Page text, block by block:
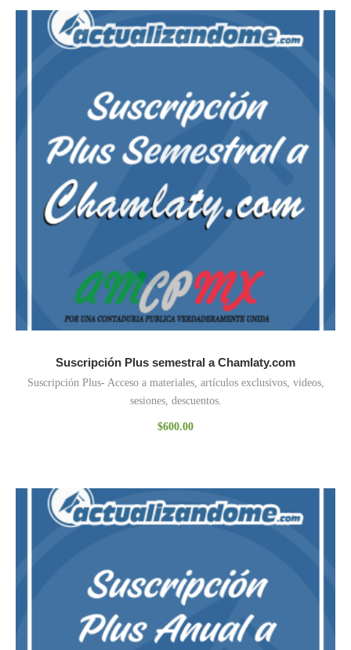
Suscripción Plus semestral a Chamlaty.com
Suscripción Plus- Acceso a materiales, artículos exclusivos, videos,
sesiones, descuentos.
$600.00